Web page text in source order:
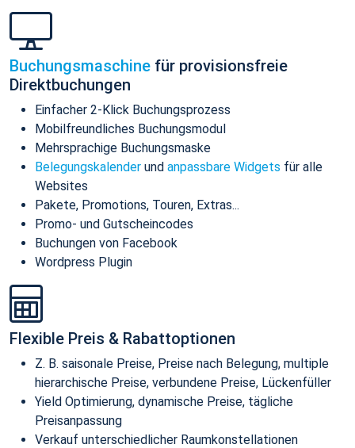
Buchungsmaschine für provisionsfreie
Direktbuchungen
Einfacher 2-Klick Buchungsprozess
Mobilfreundliches Buchungsmodul
Mehrsprachige Buchungsmaske
Belegungskalender und anpassbare Widgets für alle
Websites
Pakete, Promotions, Touren, Extras...
Promo- und Gutscheincodes
Buchungen von Facebook
Wordpress Plugin
Flexible Preis & Rabattoptionen
Z. B. saisonale Preise, Preise nach Belegung, multiple
hierarchische Preise, verbundene Preise, Lückenfüller
Yield Optimierung, dynamische Preise, tägliche
Preisanpassung
Verkauf unterschiedlicher Raumkonstellationen